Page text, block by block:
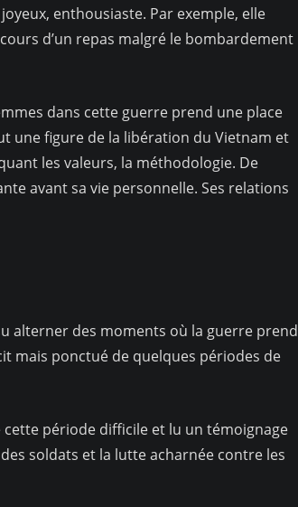
enthousiaste. Par exemple, elle
d’un repas malgré le bombardement
dans cette guerre prend une place
une figure de la libération du Vietnam et
les valeurs, la méthodologie. De
avant sa vie personnelle. Ses relations
alterner des moments où la guerre prend
mais ponctué de quelques périodes de
cette période difficile et lu un témoignage
soldats et la lutte acharnée contre les